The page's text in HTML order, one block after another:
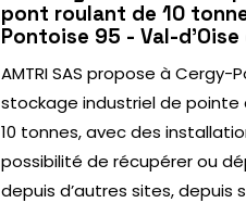
pont roulant de 10
Pontoise 95 - Val-
AMTRI SAS propose à Cergy-
stockage industriel de
10 tonnes, avec des
possibilité de récupérer ou
depuis d’autres sites, depuis